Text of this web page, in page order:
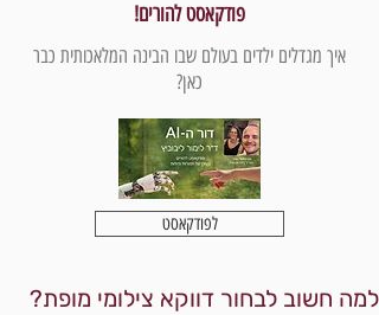
פודקאסט להורים!
איך מגדלים ילדים בעולם שבו הבינה המלאכותית כבר
כאן?
לפודקאסט
למה חשוב לבחור דווקא צילומי מופת?